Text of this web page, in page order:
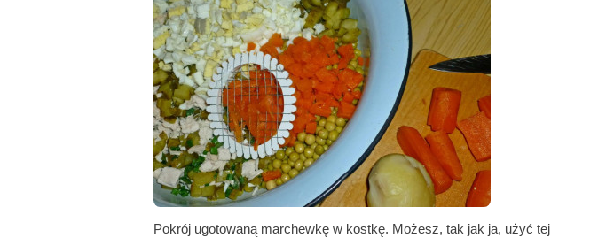
Pokrój ugotowaną marchewkę w kostkę. Możesz, tak jak ja, użyć tej